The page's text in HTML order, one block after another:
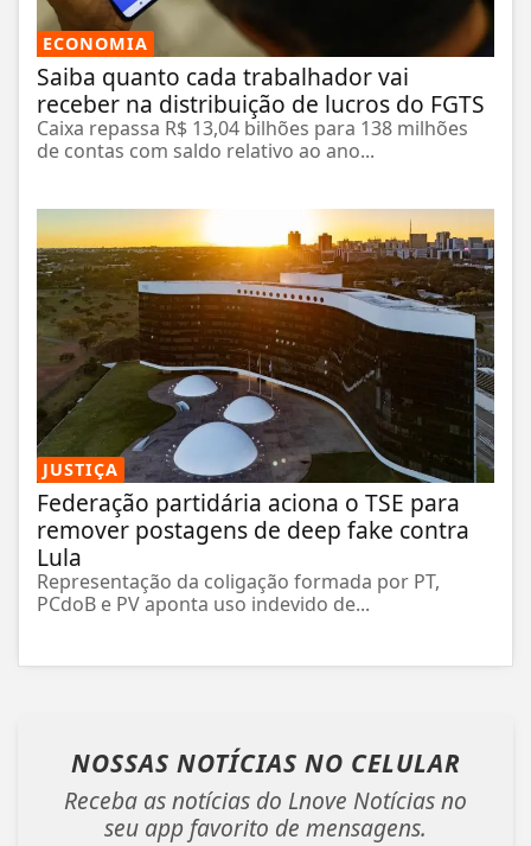
ECONOMIA
Saiba quanto cada trabalhador vai
receber na distribuição de lucros do FGTS
Caixa repassa R$ 13,04 bilhões para 138 milhões
de contas com saldo relativo ao ano...
JUSTIÇA
Federação partidária aciona o TSE para
remover postagens de deep fake contra
Lula
Representação da coligação formada por PT,
PCdoB e PV aponta uso indevido de...
NOSSAS NOTÍCIAS NO CELULAR
Receba as notícias do Lnove Notícias no
seu app favorito de mensagens.